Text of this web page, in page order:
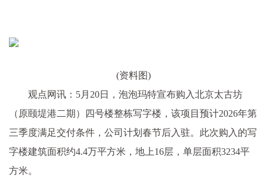
(资料图)
观点网讯：5月20日，泡泡玛特宣布购入北京太古坊
（原颐堤港二期）四号楼整栋写字楼，该项目预计2026年第
三季度满足交付条件，公司计划春节后入驻。此次购入的写
字楼建筑面积约4.4万平方米，地上16层，单层面积3234平
方米。